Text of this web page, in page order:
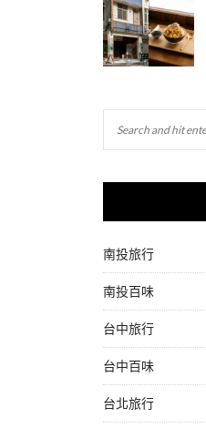
南投旅行
南投百味
台中旅行
台中百味
台北旅行